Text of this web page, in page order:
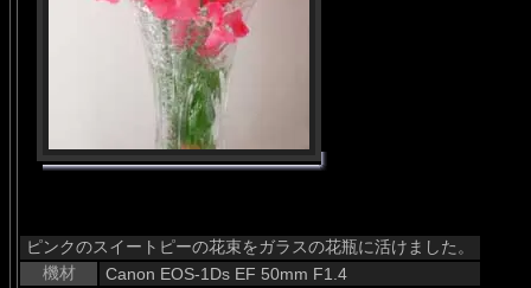
ピンクのスイートピーの花束をガラスの花瓶に活けました。
機材
Canon EOS-1Ds EF 50mm F1.4